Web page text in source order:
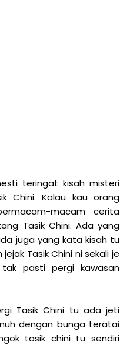
teringat kisah misteri
Chini. Kalau kau orang
macam cerita
Tasik Chini. Ada yang
juga yang kata kisah tu
Tasik Chini ni sekali je
pasti pergi kawasan
Tasik Chini tu ada jeti
dengan bunga teratai
tasik chini tu sendiri